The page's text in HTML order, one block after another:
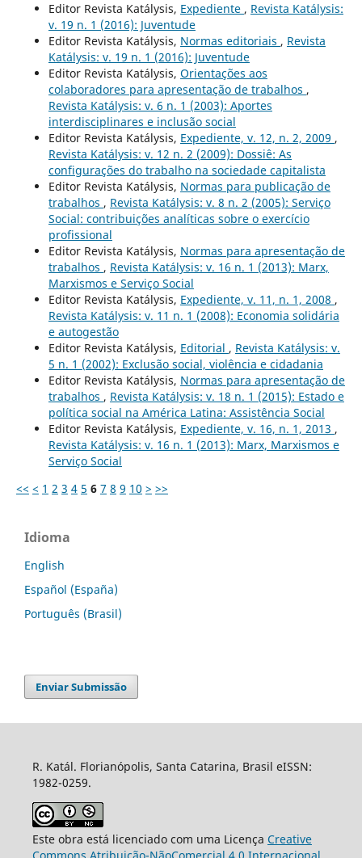
Editor Revista Katálysis, Expediente , Revista Katálysis:
v. 19 n. 1 (2016): Juventude
Editor Revista Katálysis, Normas editoriais , Revista
Katálysis: v. 19 n. 1 (2016): Juventude
Editor Revista Katálysis, Orientações aos
colaboradores para apresentação de trabalhos ,
Revista Katálysis: v. 6 n. 1 (2003): Aportes
interdisciplinares e inclusão social
Editor Revista Katálysis, Expediente, v. 12, n. 2, 2009 ,
Revista Katálysis: v. 12 n. 2 (2009): Dossiê: As
configurações do trabalho na sociedade capitalista
Editor Revista Katálysis, Normas para publicação de
trabalhos , Revista Katálysis: v. 8 n. 2 (2005): Serviço
Social: contribuições analíticas sobre o exercício
profissional
Editor Revista Katálysis, Normas para apresentação de
trabalhos , Revista Katálysis: v. 16 n. 1 (2013): Marx,
Marxismos e Serviço Social
Editor Revista Katálysis, Expediente, v. 11, n. 1, 2008 ,
Revista Katálysis: v. 11 n. 1 (2008): Economia solidária
e autogestão
Editor Revista Katálysis, Editorial , Revista Katálysis: v.
5 n. 1 (2002): Exclusão social, violência e cidadania
Editor Revista Katálysis, Normas para apresentação de
trabalhos , Revista Katálysis: v. 18 n. 1 (2015): Estado e
política social na América Latina: Assistência Social
Editor Revista Katálysis, Expediente, v. 16, n. 1, 2013 ,
Revista Katálysis: v. 16 n. 1 (2013): Marx, Marxismos e
Serviço Social
<< < 1 2 3 4 5 6 7 8 9 10 > >>
Idioma
English
Español (España)
Português (Brasil)
Enviar Submissão
R. Katál. Florianópolis, Santa Catarina, Brasil eISSN:
1982-0259.
Este obra está licenciado com uma Licença Creative